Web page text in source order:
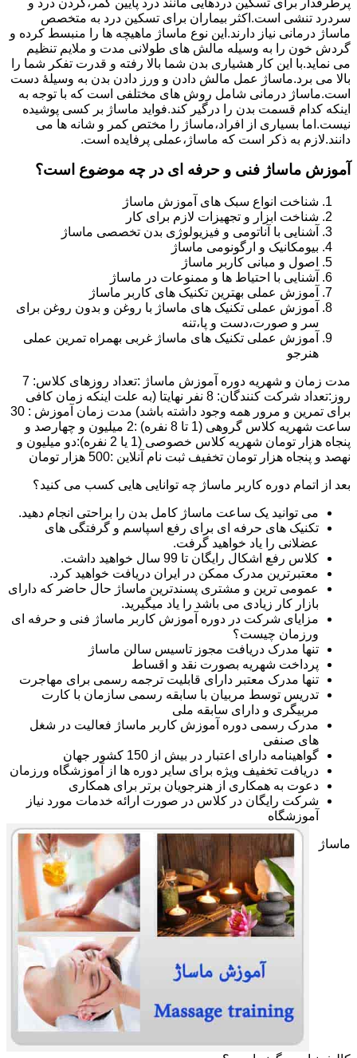
سردرد تنشی است.اکثر بیماران برای تسکین درد به متخصص
ماساژ درمانی نیاز دارند.این نوع ماساژ ماهیچه ها را منبسط کرده و
گردش خون را به وسیله مالش های طولانی مدت و ملایم تنظیم
می نماید.با این کار هشیاری بدن شما بالا رفته و قدرت تفکر شما را
بالا می برد.ماساژ عمل مالش دادن و ورز دادن بدن به وسیلۀ دست
است.ماساژ درمانی شامل روش های مختلفی است که با توجه به
اینکه کدام قسمت بدن را درگیر کند.فواید ماساژ بر کسی پوشیده
نیست.اما بسیاری از افراد،ماساژ را مختص کمر و شانه ها می
دانند.لازم به ذکر است که ماساژ،عملی پرفایده است.
آموزش ماساژ فنی و حرفه ای در چه موضوع است؟
شناخت انواع سبک های آموزش ماساژ
شناخت ابزار و تجهیزات لازم برای کار
آشنایی با آناتومی و فیزیولوژی بدن تخصصی ماساژ
بیومکانیک و ارگونومی ماساژ
اصول و مبانی کاربر ماساژ
آشنایی با احتیاط ها و ممنوعات در ماساژ
آموزش عملی بهترین تکنیک های کاربر ماساژ
آموزش عملی تکنیک های ماساژ با روغن و بدون روغن برای
سر و صورت،دست و پا،تنه
آموزش عملی تکنیک های ماساژ غربی بهمراه تمرین عملی
هنرجو
مدت زمان و شهریه دوره آموزش ماساژ :تعداد روزهای کلاس: 7
روز:تعداد شرکت کنندگان: 8 نفر نهایتا (به علت اینکه زمان کافی
برای تمرین و مرور همه وجود داشته باشد) مدت زمان آموزش : 30
ساعت شهریه کلاس گروهی (1 تا 8 نفره) :2 میلیون و چهارصد و
پنجاه هزار تومان شهریه کلاس خصوصی (1 یا 2 نفره):دو میلیون و
نهصد و پنجاه هزار تومان تخفیف ثبت نام آنلاین :500 هزار تومان
بعد از اتمام دوره کاربر ماساژ چه توانایی هایی کسب می کنید؟
می توانید یک ساعت ماساژ کامل بدن را براحتی انجام دهید.
تکنیک های حرفه ای برای رفع اسپاسم و گرفتگی های
عضلانی را یاد خواهید گرفت.
کلاس رفع اشکال رایگان تا 99 سال خواهید داشت.
معتبرترین مدرک ممکن در ایران دریافت خواهید کرد.
عمومی ترین و مشتری پسندترین ماساژ حال حاضر که دارای
بازار کار زیادی می باشد را یاد میگیرید.
مزایای شرکت در دوره آموزش کاربر ماساژ فنی و حرفه ای
ورزمان چیست؟
تنها مدرک دریافت مجوز تاسیس سالن ماساژ
پرداخت شهریه بصورت نقد و اقساط
تنها مدرک معتبر دارای قابلیت ترجمه رسمی برای مهاجرت
تدریس توسط مربیان با سابقه رسمی سازمان با کارت
مربیگری و دارای سابقه ملی
مدرک رسمی دوره آموزش کاربر ماساژ فعالیت در شغل
های صنفی
گواهینامه دارای اعتبار در بیش از 150 کشور جهان
دریافت تخفیف ویژه برای سایر دوره ها از آموزشگاه ورزمان
دعوت به همکاری از هنرجویان برتر برای همکاری
شرکت رایگان در کلاس در صورت ارائه خدمات مورد نیاز
آموزشگاه
ماساژ